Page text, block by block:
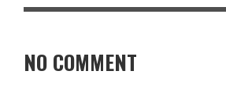
NO COMMENT